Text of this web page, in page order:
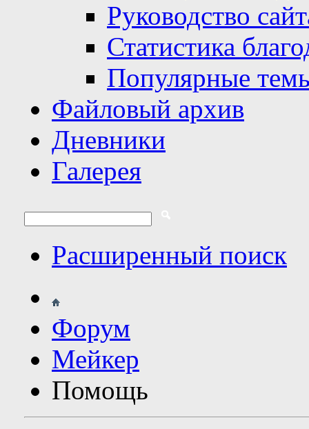
Руководство
Статистика
Популярные
Файловый архив
Дневники
Галерея
Расширенный поиск
Форум
Мейкер
Помощь